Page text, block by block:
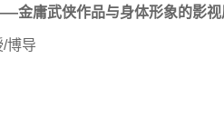
金庸武侠作品与身体形象的影视
博导